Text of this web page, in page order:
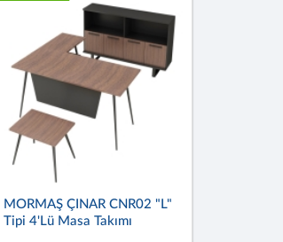
MORMAŞ ÇINAR CNR02 "L"
Tipi 4'lü Masa Takımı